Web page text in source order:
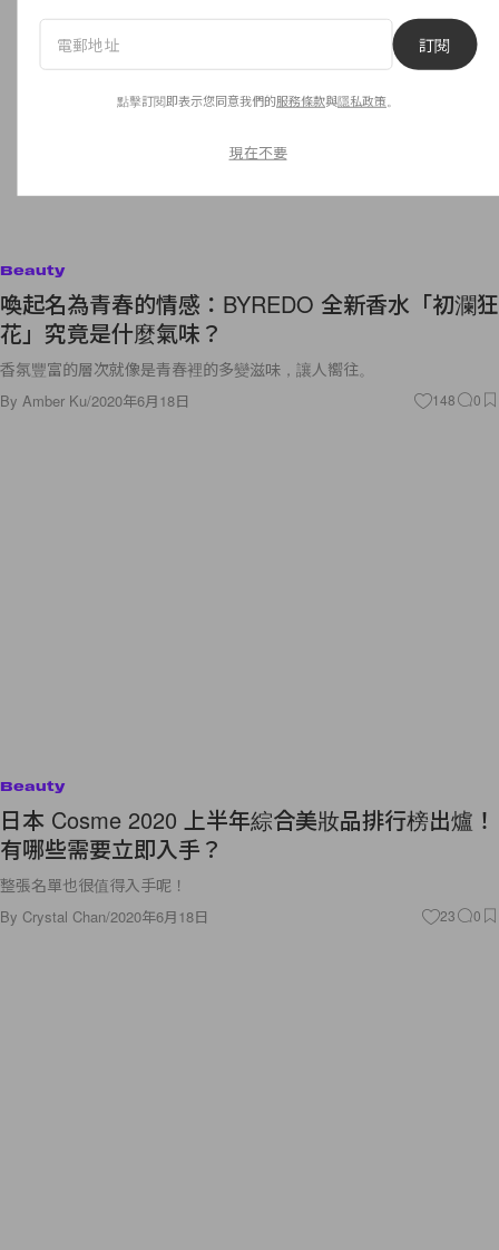
Beauty
喚起名為青春的情感：BYREDO 全新香水「初瀾狂
花」究竟是什麼氣味？
香氛豐富的層次就像是青春裡的多變滋味，讓人嚮往。
By Amber Ku/2020年6月18日 148 0
Beauty
日本 Cosme 2020 上半年綜合美妝品排行榜出爐！
有哪些需要立即入手？
整張名單也很值得入手呢！
By Crystal Chan/2020年6月18日 23 0
訂閱
點擊訂閱即表示您同意我們的服務條款與隱私政策
現在不要